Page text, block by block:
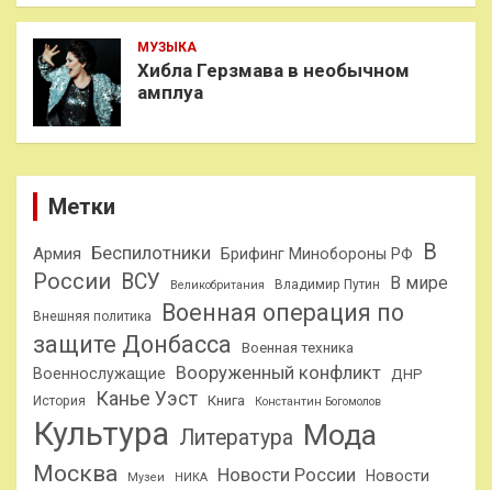
МУЗЫКА
Хибла Герзмава в необычном
амплуа
Метки
Армия Беспилотники Брифинг Минобороны РФ
В
России ВСУ Великобритания Владимир Путин В мире
Внешняя политика
Военная операция по
защите Донбасса
Военная техника
Военнослужащие Вооруженный конфликт ДНР
История Канье Уэст Книга Константин Богомолов
Культура Литература Мода
Москва Музеи НИКА Новости России Новости